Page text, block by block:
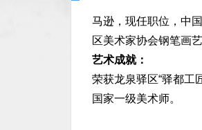
马逊，现任职位， 中
区美术家协会钢笔画
艺术成就：
荣获龙泉驿区“驿都工
国家一级美术师。